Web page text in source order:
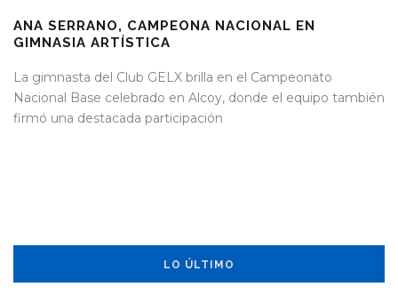
ANA SERRANO, CAMPEONA NACIONAL EN
GIMNASIA ARTÍSTICA
La gimnasta del Club GELX brilla en el Campeonato
Nacional Base celebrado en Alcoy, donde el equipo también
firmó una destacada participación
LO ÚLTIMO